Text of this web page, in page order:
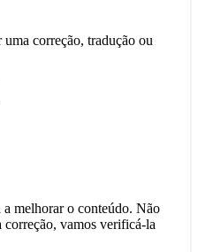
correção, tradução ou
melhorar o conteúdo. Não
correção, vamos verificá-la